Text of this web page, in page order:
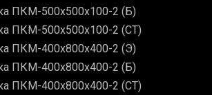
ПКМ-500х500х100-2 (Б)
ПКМ-500х500х100-2 (СТ)
ПКМ-400х800х400-2 (Э)
ПКМ-400х800х400-2 (Б)
ПКМ-400х800х400-2 (СТ)